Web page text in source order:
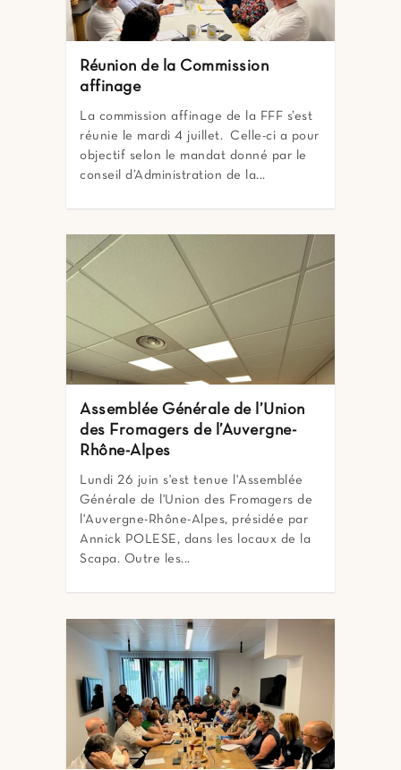
Réunion de la Commission
affinage
La commission affinage de la FFF s’est
réunie le mardi 4 juillet. Celle-ci a pour
objectif selon le mandat donné par le
conseil d’Administration de la...
Assemblée Générale de l’Union
des Fromagers de l’Auvergne-
Rhône-Alpes
Lundi 26 juin s'est tenue l'Assemblée
Générale de l'Union des Fromagers de
l'Auvergne-Rhône-Alpes, présidée par
Annick POLESE, dans les locaux de la
Scapa. Outre les...